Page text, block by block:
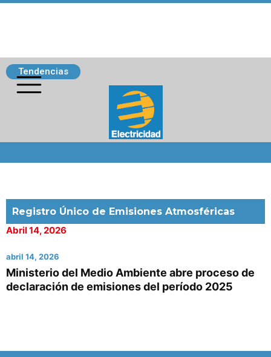
Tendencias
Registro Único de Emisiones Atmosféricas
Abril 14, 2026
abril 14, 2026
Ministerio del Medio Ambiente abre proceso de
declaración de emisiones del período 2025